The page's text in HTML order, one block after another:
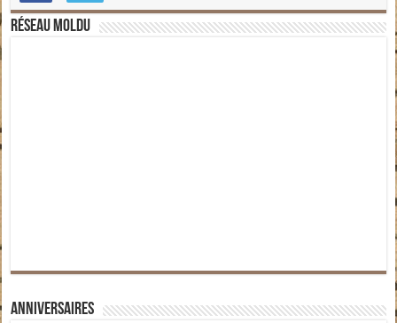
Réseau moldu
Anniversaires